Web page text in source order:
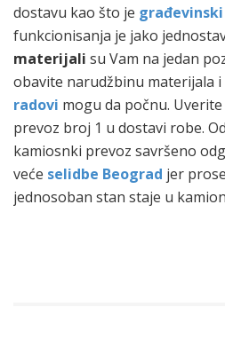
dostavu kao što je
funkcionisanja je jako
materijali su Vam na jedan
obavite narudžbinu materijala i
radovi mogu da počnu.
prevoz broj 1 u dostavi robe.
kamiosnki prevoz savršeno
veće selidbe Beograd jer
jednosoban stan staje u kamion